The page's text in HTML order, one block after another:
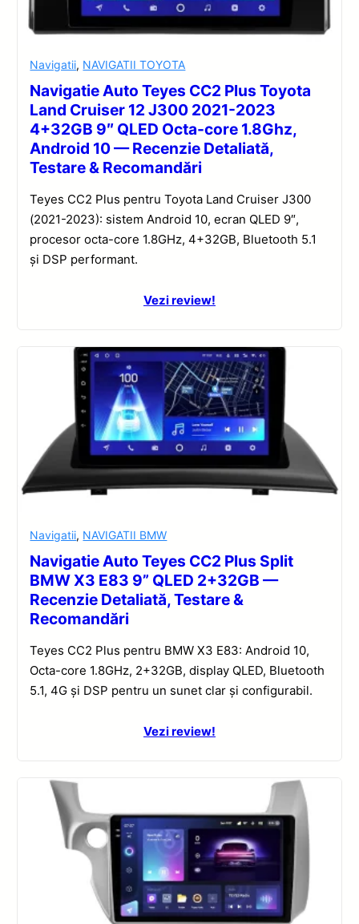
Navigatii, NAVIGATII TOYOTA
Navigatie Auto Teyes CC2 Plus Toyota
Land Cruiser 12 J300 2021-2023
4+32GB 9″ QLED Octa-core 1.8Ghz,
Android 10 — Recenzie Detaliată,
Testare & Recomandări
Teyes CC2 Plus pentru Toyota Land Cruiser J300
(2021-2023): sistem Android 10, ecran QLED 9″,
procesor octa-core 1.8GHz, 4+32GB, Bluetooth 5.1
și DSP performant.
Vezi review!
Navigatii, NAVIGATII BMW
Navigatie Auto Teyes CC2 Plus Split
BMW X3 E83 9” QLED 2+32GB —
Recenzie Detaliată, Testare &
Recomandări
Teyes CC2 Plus pentru BMW X3 E83: Android 10,
Octa-core 1.8GHz, 2+32GB, display QLED, Bluetooth
5.1, 4G și DSP pentru un sunet clar și configurabil.
Vezi review!